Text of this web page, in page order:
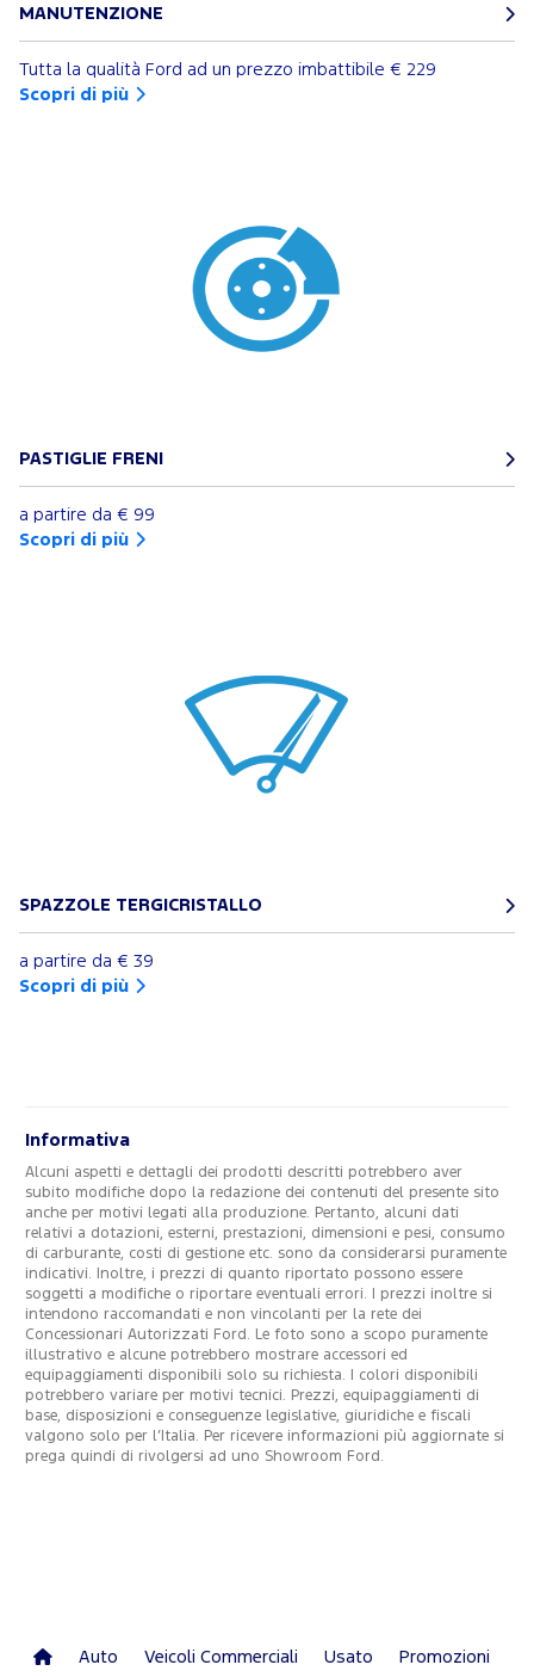
MANUTENZIONE
Tutta la qualità Ford ad un prezzo imbattibile € 229
Scopri di più
PASTIGLIE FRENI
a partire da € 99
Scopri di più
SPAZZOLE TERGICRISTALLO
a partire da € 39
Scopri di più
Informativa
Alcuni aspetti e dettagli dei prodotti descritti potrebbero aver
subito modifiche dopo la redazione dei contenuti del presente sito
anche per motivi legati alla produzione. Pertanto, alcuni dati
relativi a dotazioni, esterni, prestazioni, dimensioni e pesi, consumo
di carburante, costi di gestione etc. sono da considerarsi puramente
indicativi. Inoltre, i prezzi di quanto riportato possono essere
soggetti a modifiche o riportare eventuali errori. I prezzi inoltre si
intendono raccomandati e non vincolanti per la rete dei
Concessionari Autorizzati Ford. Le foto sono a scopo puramente
illustrativo e alcune potrebbero mostrare accessori ed
equipaggiamenti disponibili solo su richiesta. I colori disponibili
potrebbero variare per motivi tecnici. Prezzi, equipaggiamenti di
base, disposizioni e conseguenze legislative, giuridiche e fiscali
valgono solo per l’Italia. Per ricevere informazioni più aggiornate si
prega quindi di rivolgersi ad uno Showroom Ford.
Auto Veicoli Commerciali Usato Promozioni